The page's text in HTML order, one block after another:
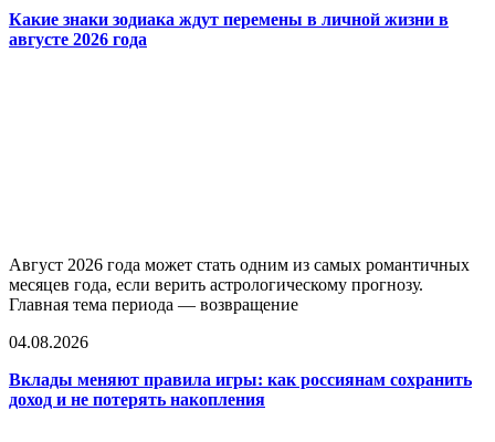
Какие знаки зодиака ждут перемены в личной жизни в
августе 2026 года
Август 2026 года может стать одним из самых романтичных
месяцев года, если верить астрологическому прогнозу.
Главная тема периода — возвращение
04.08.2026
Вклады меняют правила игры: как россиянам сохранить
доход и не потерять накопления